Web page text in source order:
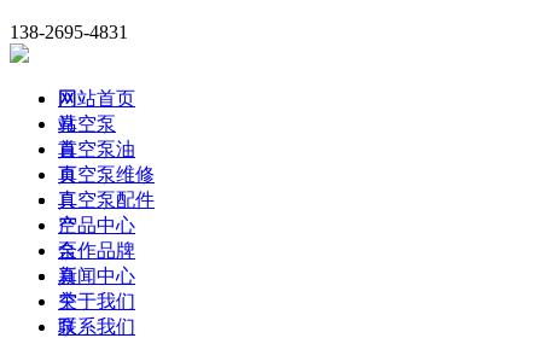
138-2695-4831
网
站
首
页
真
空
泵
真
空
泵
网站首页
真空泵
真空泵油
真空泵维修
真空泵配件
产品中心
合作品牌
新闻中心
关于我们
联系我们